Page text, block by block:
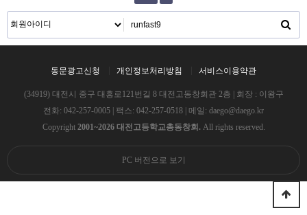
동문광고신청 개인정보처리방침 서비스이용약관
(34919) 대전시 중구 대흥로121번길 8 대전고동창회관 2층 | 회장 : 이왕구
전화: 042-257-0005 | 팩스: 042-257-0518 | 메일: daego@daego.kr
Copyright 2001~2026 대전고등학교총동창회. All rights reserved.
PC 버전으로 보기